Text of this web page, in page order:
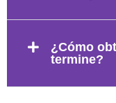
¿Cómo
termine?